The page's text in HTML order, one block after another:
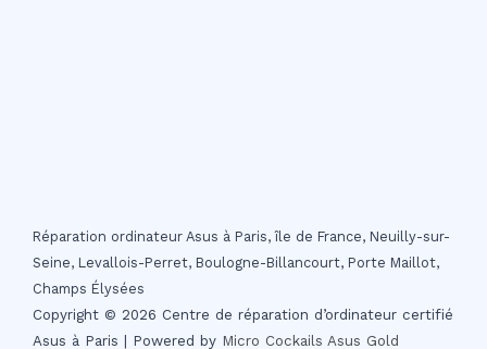
Réparation ordinateur Asus à Paris, île de France, Neuilly-sur-
Seine, Levallois-Perret, Boulogne-Billancourt, Porte Maillot,
Champs Élysées
Copyright © 2026 Centre de réparation d’ordinateur certifié
Asus à Paris | Powered by Micro Cockails Asus Gold